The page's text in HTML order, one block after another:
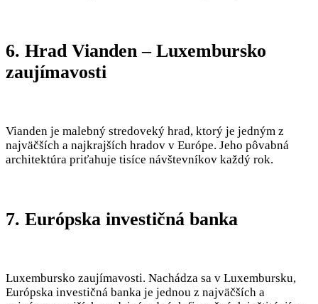
6. Hrad Vianden – Luxembursko
zaujímavosti
Vianden je malebný stredoveký hrad, ktorý je jedným z
najväčších a najkrajších hradov v Európe. Jeho pôvabná
architektúra priťahuje tisíce návštevníkov každý rok.
7. Európska investičná banka
Luxembursko zaujímavosti. Nachádza sa v Luxembursku,
Európska investičná banka je jednou z najväčších a